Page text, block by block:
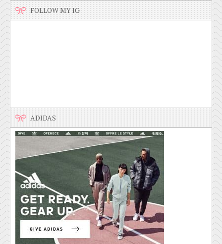
FOLLOW MY IG
ADIDAS